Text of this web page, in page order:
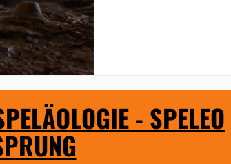
- SPELEO